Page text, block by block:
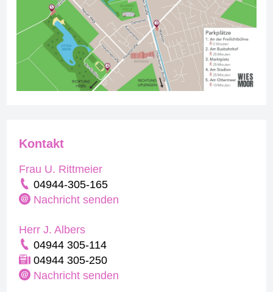
Kontakt
Frau U. Rittmeier
04944-305-165
Nachricht senden
Herr J. Albers
04944 305-114
04944 305-250
Nachricht senden